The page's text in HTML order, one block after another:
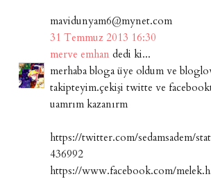
mavidunyam6@mynet.com
31 Temmuz 2013 16:30
merve emhan dedi ki...
merhaba bloga üye oldum ve
takipteyim.çekişi twitte ve
uamrım kazanırm
https://twitter.com/sedamsadem/
436992
https://www.facebook.com/